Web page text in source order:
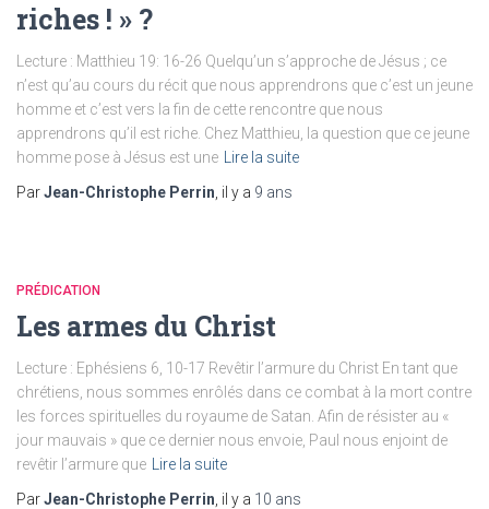
riches ! » ?
Lecture : Matthieu 19: 16-26 Quelqu’un s’approche de Jésus ; ce
n’est qu’au cours du récit que nous apprendrons que c’est un jeune
homme et c’est vers la fin de cette rencontre que nous
apprendrons qu’il est riche. Chez Matthieu, la question que ce jeune
homme pose à Jésus est une
Lire la suite
ParJean-Christophe Perrin , il y a 9 ans
PRÉDICATION
Les armes du Christ
Lecture : Ephésiens 6, 10-17 Revêtir l’armure du Christ En tant que
chrétiens, nous sommes enrôlés dans ce combat à la mort contre
les forces spirituelles du royaume de Satan. Afin de résister au «
jour mauvais » que ce dernier nous envoie, Paul nous enjoint de
revêtir l’armure que
Lire la suite
ParJean-Christophe Perrin , il y a 10 ans